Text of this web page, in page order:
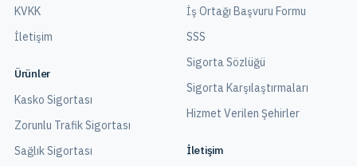
KVKK
İletişim
Ürünler
Kasko Sigortası
Zorunlu Trafik Sigortası
Sağlık Sigortası
İş Ortağı Başvuru Formu
SSS
Sigorta Sözlüğü
Sigorta Karşılaştırmaları
Hizmet Verilen Şehirler
İletişim